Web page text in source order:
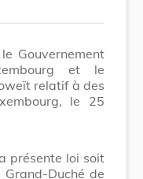
Gouvernement
et le
relatif à des
le 25
présente loi soit
Duché de